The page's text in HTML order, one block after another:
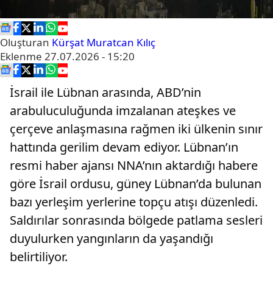
Oluşturan Kürşat Muratcan Kılıç
Eklenme 27.07.2026 - 15:20
İsrail ile Lübnan arasında, ABD’nin
arabuluculuğunda imzalanan ateşkes ve
çerçeve anlaşmasına rağmen iki ülkenin sınır
hattında gerilim devam ediyor. Lübnan’ın
resmi haber ajansı NNA’nın aktardığı habere
göre İsrail ordusu, güney Lübnan’da bulunan
bazı yerleşim yerlerine topçu atışı düzenledi.
Saldırılar sonrasında bölgede patlama sesleri
duyulurken yangınların da yaşandığı
belirtiliyor.